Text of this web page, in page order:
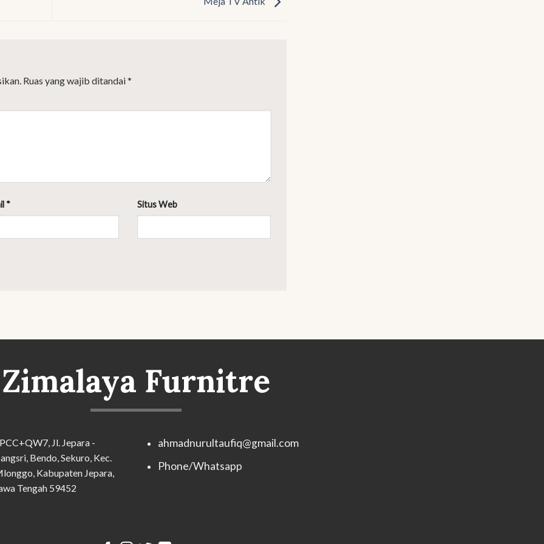
Ruas yang wajib ditandai*
* Situs Web
Zimalaya Furnitre
Jl. Jepara -
Bendo, Sekuro, Kec.
Kabupaten Jepara,
Tengah 59452
ahmadnurultaufiq@gmail.com
Phone/Whatsapp